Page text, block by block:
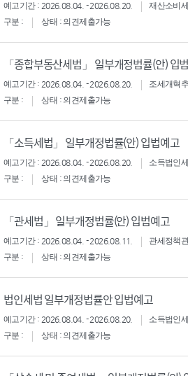
예고기간 : 2026.08.04. - 2026.08.20.
재산소비
구분 :
상태 : 의견제출가능
「종합부동산세법」 일부개정법률(안) 입
예고기간 : 2026.08.04. - 2026.08.20.
조세개혁
구분 :
상태 : 의견제출가능
「소득세법」 일부개정법률(안) 입법예고
예고기간 : 2026.08.04. - 2026.08.20.
소득법인
구분 :
상태 : 의견제출가능
「관세법」 일부개정법률(안) 입법예고
예고기간 : 2026.08.04. - 2026.08.11.
관세정책
구분 :
상태 : 의견제출가능
법인세법 일부개정법률안 입법예고
예고기간 : 2026.08.04. - 2026.08.20.
소득법인
구분 :
상태 : 의견제출가능